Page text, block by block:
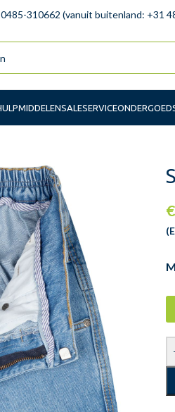
310662 (vanuit buitenland: +31
SALESERVICEONDERGOED
€
-